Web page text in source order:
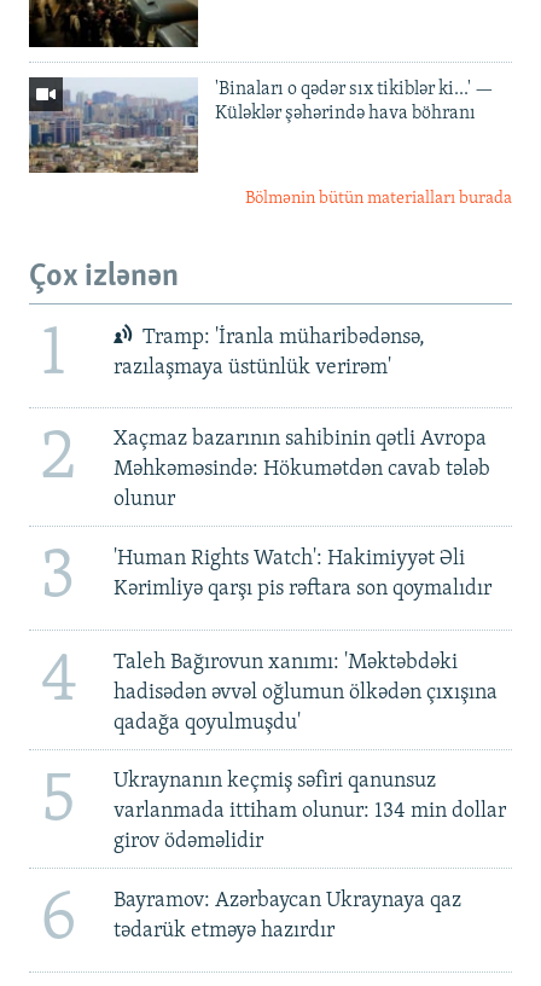
'Binaları o qədər sıx tikiblər ki...' —
Küləklər şəhərində hava böhranı
Bölmənin bütün materialları burada
Çox izlənən
1
Tramp: 'İranla müharibədənsə,
razılaşmaya üstünlük verirəm'
2
Xaçmaz bazarının sahibinin qətli Avropa
Məhkəməsində: Hökumətdən cavab tələb
olunur
3
'Human Rights Watch': Hakimiyyət Əli
Kərimliyə qarşı pis rəftara son qoymalıdır
4
Taleh Bağırovun xanımı: 'Məktəbdəki
hadisədən əvvəl oğlumun ölkədən çıxışına
qadağa qoyulmuşdu'
5
Ukraynanın keçmiş səfiri qanunsuz
varlanmada ittiham olunur: 134 min dollar
girov ödəməlidir
6
Bayramov: Azərbaycan Ukraynaya qaz
tədarük etməyə hazırdır